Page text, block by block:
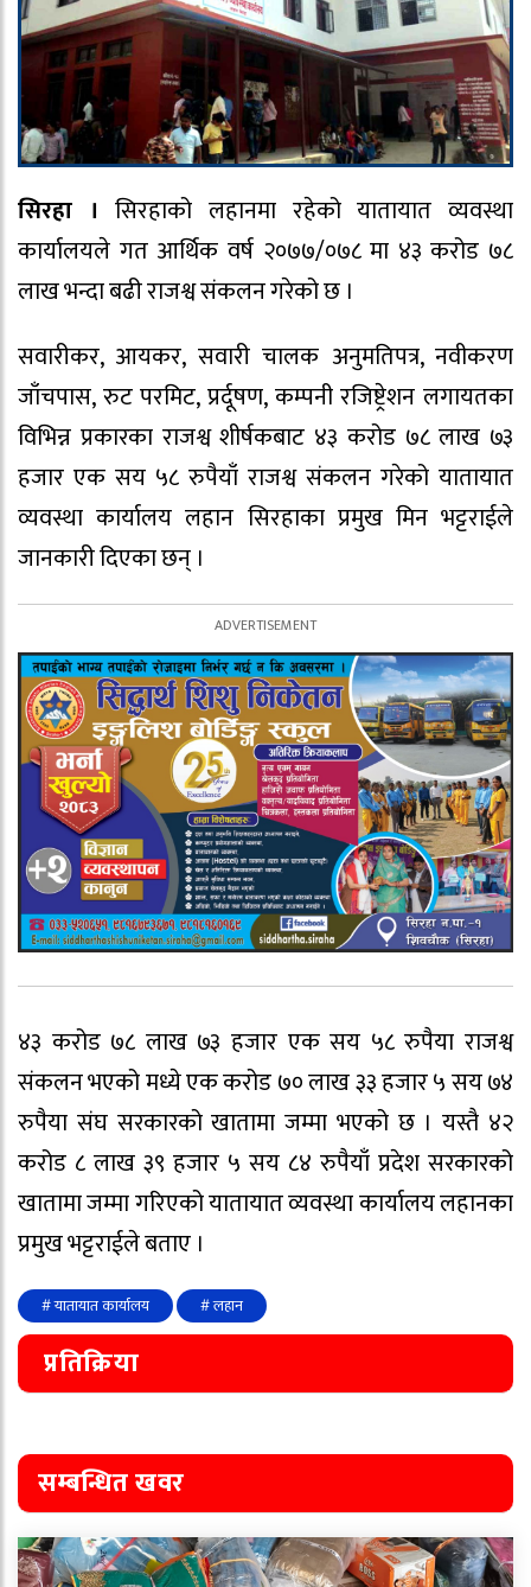
सिरहा । सिरहाको लहानमा रहेको यातायात व्यवस्था
कार्यालयले गत आर्थिक वर्ष २०७७/०७८ मा ४३ करोड ७८
लाख भन्दा बढी राजश्व संकलन गरेको छ ।
सवारीकर, आयकर, सवारी चालक अनुमतिपत्र, नवीकरण
जाँचपास, रुट परमिट, प्रर्दूषण, कम्पनी रजिष्ट्रेशन लगायतका
विभिन्न प्रकारका राजश्व शीर्षकबाट ४३ करोड ७८ लाख ७३
हजार एक सय ५८ रुपैयाँ राजश्व संकलन गरेको यातायात
व्यवस्था कार्यालय लहान सिरहाका प्रमुख मिन भट्टराईले
जानकारी दिएका छन् ।
४३ करोड ७८ लाख ७३ हजार एक सय ५८ रुपैया राजश्व
संकलन भएको मध्ये एक करोड ७० लाख ३३ हजार ५ सय ७४
रुपैया संघ सरकारको खातामा जम्मा भएको छ । यस्तै ४२
करोड ८ लाख ३९ हजार ५ सय ८४ रुपैयाँ प्रदेश सरकारको
खातामा जम्मा गरिएको यातायात व्यवस्था कार्यालय लहानका
प्रमुख भट्टराईले बताए ।
# यातायात कार्यालय # लहान
प्रतिक्रिया
सम्बन्धित खवर